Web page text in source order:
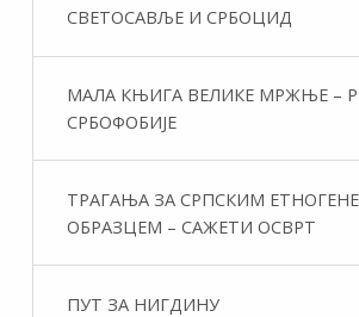
СВЕТОСАВЉЕ И СРБОЦИД
МАЛА КЊИГА ВЕЛИКЕ МРЖЊЕ –
СРБОФОБИЈЕ
ТРАГАЊА ЗА СРПСКИМ
ОБРАЗЦЕМ – САЖЕТИ ОСВРТ
ПУТ ЗА НИГДИНУ